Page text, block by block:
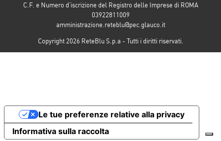
C.F. e Numero d’iscrizione del Registro delle Imprese di ROMA
03922811009
amministrazione.reteblu@pec.glauco.it
Copyright 2026 ReteBlu S.p.a - Tutti i diritti riservati.
Informativa sulla raccolta
Le tue preferenze relative alla privacy